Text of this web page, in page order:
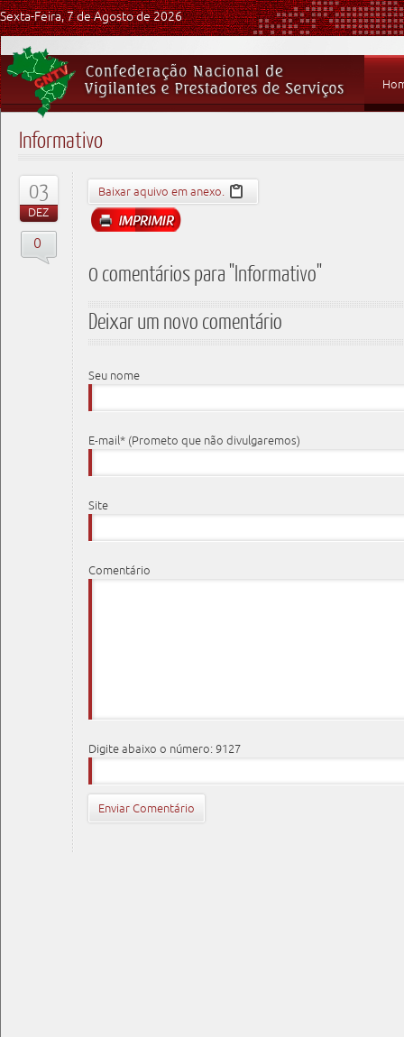
Sexta-Feira, 7 de Agosto de 2026
Informativo
03
DEZ
0
Baixar aquivo em anexo.
0 comentários para "Informativo"
Deixar um novo comentário
Seu nome
E-mail* (Prometo que não divulgaremos)
Site
Comentário
Digite abaixo o número: 9127